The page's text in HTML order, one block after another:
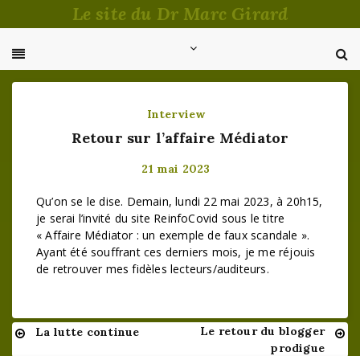
au
Le site du Dr Marc Girard
Interview
Retour sur l’affaire Médiator
21 mai 2023
Qu’on se le dise. Demain, lundi 22 mai 2023, à 20h15,
je serai l’invité du site ReinfoCovid sous le titre
« Affaire Médiator : un exemple de faux scandale ».
Ayant été souffrant ces derniers mois, je me réjouis
de retrouver mes fidèles lecteurs/auditeurs.
Navigation
La lutte continue
Le retour du blogger
prodigue